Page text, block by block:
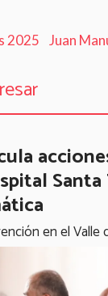
2025 Juan
en el Valle